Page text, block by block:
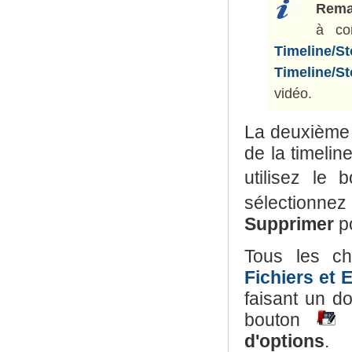
à
Timeline/
Timeline/
vidéo.
La
de la
utilisez le
Supprimer
Tous les
Fichiers et
faisant un
bouton
d'options.